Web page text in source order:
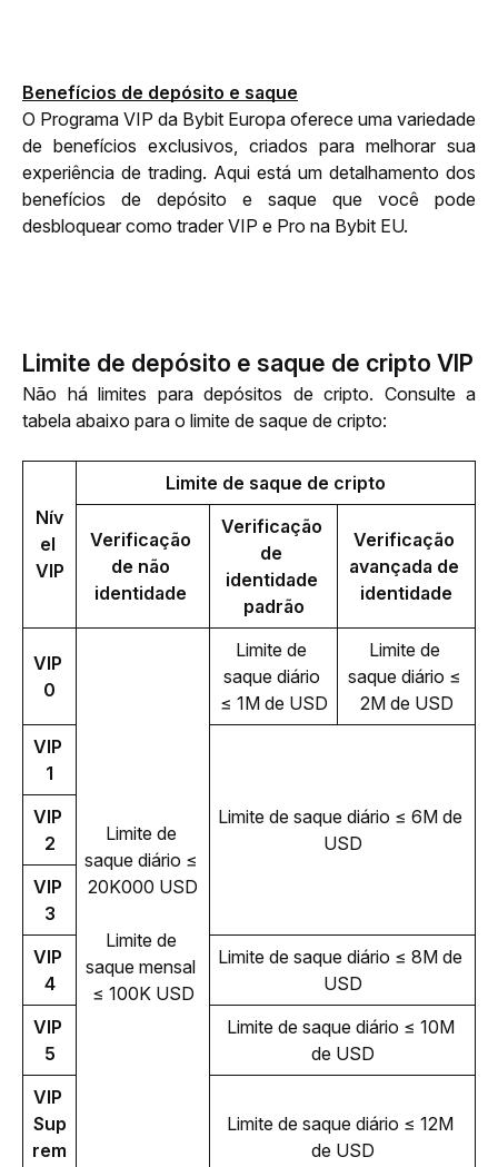
Benefícios de depósito e saque
O Programa VIP da Bybit Europa oferece uma variedade
de benefícios exclusivos, criados para melhorar sua
experiência de trading. Aqui está um detalhamento dos
benefícios de depósito e saque que você pode
desbloquear como trader VIP e Pro na Bybit EU.
Limite de depósito e saque de cripto VIP
Não há limites para depósitos de cripto. Consulte a
tabela abaixo para o limite de saque de cripto:
Nív
el
VIP
Limite de saque de cripto
Verificação
de não
identidade
Verificação
de
identidade
padrão
Verificação
avançada de
identidade
VIP
0
Limite de
saque diário ≤
20K000 USD
Limite de
saque mensal
≤ 100K USD
Limite de
saque diário
≤ 1M de USD
Limite de
saque diário ≤
2M de USD
VIP
1
Limite de saque diário ≤ 6M de
USD
VIP
2
VIP
3
VIP
4
Limite de saque diário ≤ 8M de
USD
VIP
5
Limite de saque diário ≤ 10M
de USD
VIP
Sup
rem
Limite de saque diário ≤ 12M
de USD